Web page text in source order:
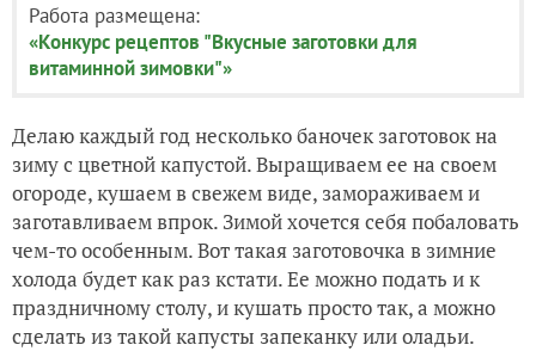
Работа размещена:
«Конкурс рецептов "Вкусные заготовки для
витаминной зимовки"»
Делаю каждый год несколько баночек заготовок на
зиму с цветной капустой. Выращиваем ее на своем
огороде, кушаем в свежем виде, замораживаем и
заготавливаем впрок. Зимой хочется себя побаловать
чем-то особенным. Вот такая заготовочка в зимние
холода будет как раз кстати. Ее можно подать и к
праздничному столу, и кушать просто так, а можно
сделать из такой капусты запеканку или оладьи.